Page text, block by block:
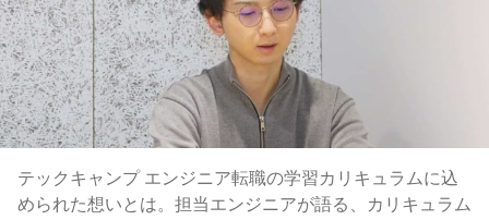
テックキャンプ エンジニア転職の学習カリキュラムに込
められた想いとは。担当エンジニアが語る、カリキュラム